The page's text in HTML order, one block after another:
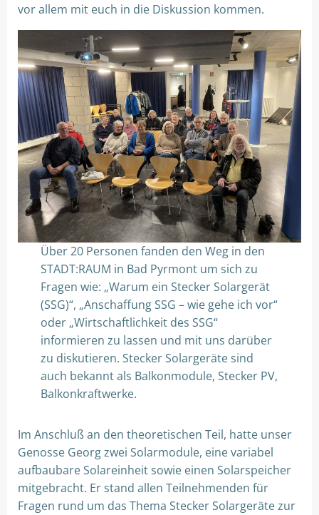
vor allem mit euch in die Diskussion kommen.
Über 20 Personen fanden den Weg in den
STADT:RAUM in Bad Pyrmont um sich zu
Fragen wie: „Warum ein Stecker Solargerät
(SSG)“, „Anschaffung SSG – wie gehe ich vor“
oder „Wirtschaftlichkeit des SSG“
informieren zu lassen und mit uns darüber
zu diskutieren. Stecker Solargeräte sind
auch bekannt als Balkonmodule, Stecker PV,
Balkonkraftwerke.
Im Anschluß an den theoretischen Teil, hatte unser
Genosse Georg zwei Solarmodule, eine variabel
aufbaubare Solareinheit sowie einen Solarspeicher
mitgebracht. Er stand allen Teilnehmenden für
Fragen rund um das Thema Stecker Solargeräte zur